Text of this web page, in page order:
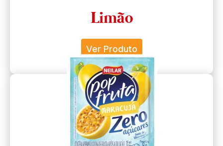
Limão
Ver Produto